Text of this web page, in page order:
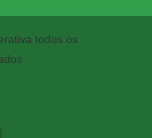
todos os